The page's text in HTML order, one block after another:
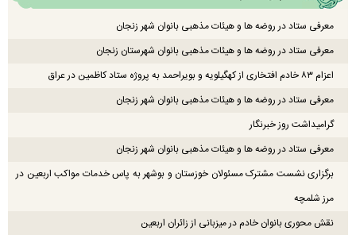
معرفی ستاد در روضه ها و هیئات مذهبی بانوان شهر زنجان
معرفی ستاد در روضه ها و هیئات مذهبی بانوان شهرستان زنجان
اعزام ۸۳ خادم افتخاری از کهگیلویه و بویراحمد به پروژه ستاد کاظمین در عراق
معرفی ستاد در روضه ها و هیئات مذهبی بانوان شهر زنجان
گرامیداشت روز خبرنگار
معرفی ستاد در روضه ها و هیئات مذهبی بانوان شهر زنجان
برگزاری نشست مشترک مسئولان خوزستان و بوشهر به پاس خدمات مواکب اربعین در
مرز شلمچه
نقش محوری بانوان خادم در میزبانی از زائران اربعین